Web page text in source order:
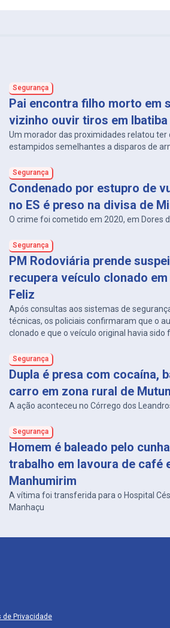
Segurança
Pai encontra filho morto em
vizinho ouvir tiros em Ibatiba
Um morador das proximidades relatou ter
estampidos semelhantes a disparos de
Segurança
Condenado por estupro de
no ES é preso na divisa de
O crime foi cometido em 2020, em Dores
Segurança
PM Rodoviária prende
recupera veículo clonado em
Feliz
Após consultas aos sistemas de
técnicas, os policiais confirmaram que o
clonado e que o veículo original havia sido
Segurança
Dupla é presa com cocaína,
carro em zona rural de
A ação aconteceu no Córrego dos
Segurança
Homem é baleado pelo
trabalho em lavoura de café
Manhumirim
A vítima foi transferida para o Hospital
Manhaçu
de Privacidade